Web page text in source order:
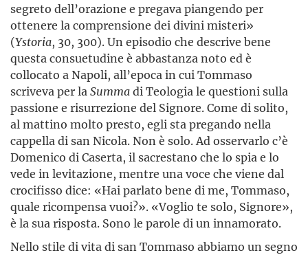
segreto dell’orazione e pregava piangendo per
ottenere la comprensione dei divini misteri»
(Ystoria, 30, 300). Un episodio che descrive bene
questa consuetudine è abbastanza noto ed è
collocato a Napoli, all’epoca in cui Tommaso
scriveva per la Summadi Teologia le questioni sulla
passione e risurrezione del Signore. Come di solito,
al mattino molto presto, egli sta pregando nella
cappella di san Nicola. Non è solo. Ad osservarlo c’è
Domenico di Caserta, il sacrestano che lo spia e lo
vede in levitazione, mentre una voce che viene dal
crocifisso dice: «Hai parlato bene di me, Tommaso,
quale ricompensa vuoi?». «Voglio te solo, Signore»,
è la sua risposta. Sono le parole di un innamorato.
Nello stile di vita di san Tommaso abbiamo un segno